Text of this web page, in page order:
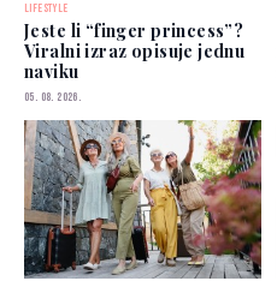
LIFESTYLE
Jeste li “finger princess”?
Viralni izraz opisuje jednu
naviku
05. 08. 2026.